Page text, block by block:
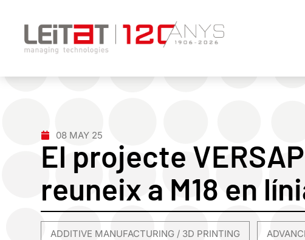
08 MAY 25
El projecte
reuneix a M18 en
ADDITIVE MANUFACTURING / 3D PRINTING